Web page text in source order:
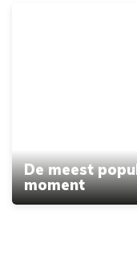
De meest
moment